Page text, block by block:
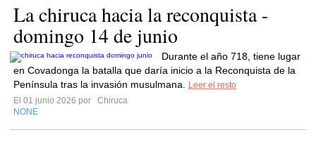
La chiruca hacia la reconquista -
domingo 14 de junio
Durante el año 718, tiene lugar
en Covadonga la batalla que daría inicio a la Reconquista de la
Península tras la invasión musulmana.
Leer el resto
El 01 junio 2026 por
Chiruca
NONE